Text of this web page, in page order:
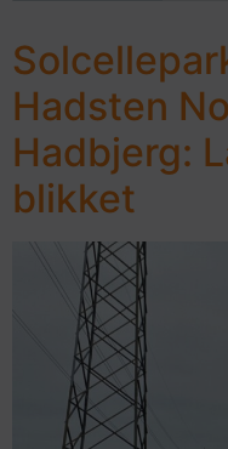
Hadsten
Hadbjerg:
blikket